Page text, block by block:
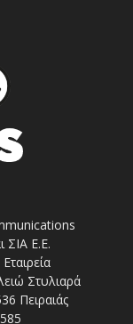
ΣΙΑ Ε.Ε.
Στυλιαρά
Πειραιάς